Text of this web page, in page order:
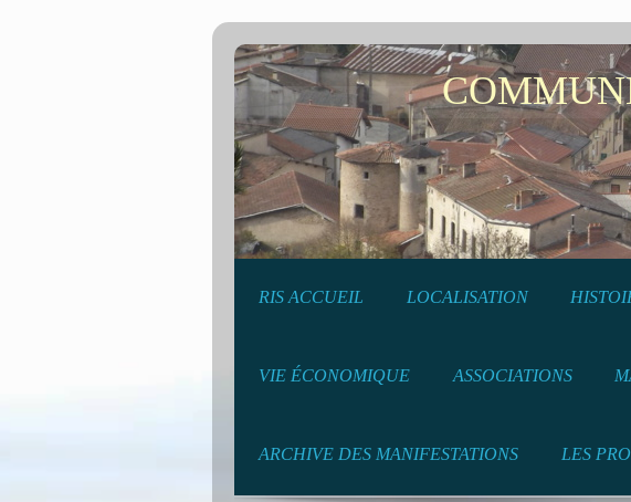
COMMUNE
RIS ACCUEIL LOCALISATION
VIE ÉCONOMIQUE ASSOCIATIONS
ARCHIVE DES MANIFESTATIONS LES